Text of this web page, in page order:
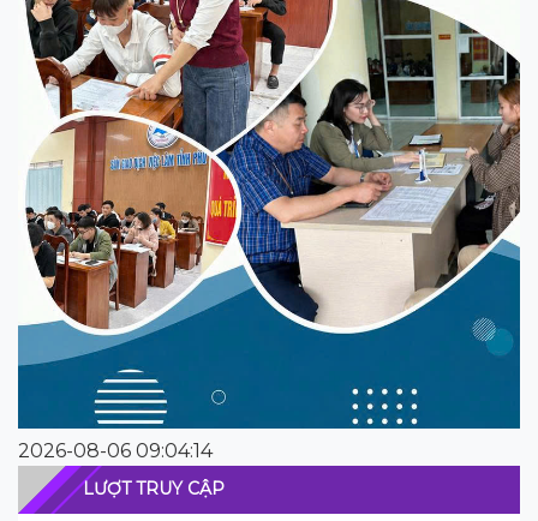
2026-08-06 09:04:14
LƯỢT TRUY CẬP